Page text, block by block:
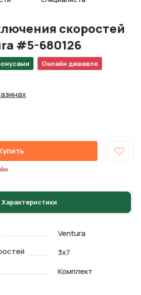
Онлайн дешевле
скоростей
#5-680126
Характеристики
Ventura
3х7
Комплект